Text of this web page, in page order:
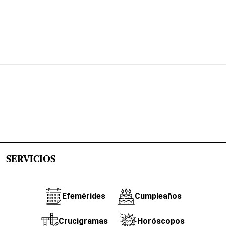
SERVICIOS
Efemérides Cumpleaños
Crucigramas Horóscopos